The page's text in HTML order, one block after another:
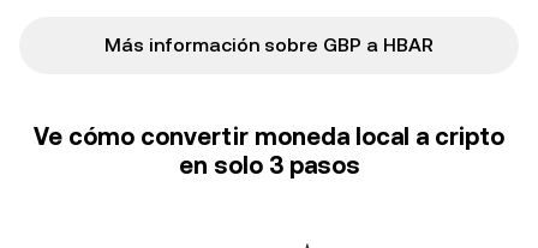
Más información sobre GBP a HBAR
Ve cómo convertir moneda local a cripto
en solo 3 pasos